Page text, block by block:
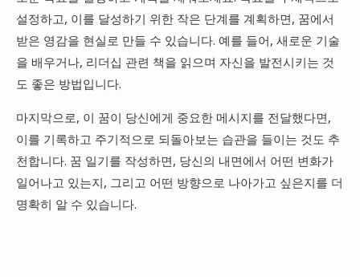
설정하고, 이를 달성하기 위한 작은 단계를 계획하면, 꿈에서
받은 영감을 현실로 만들 수 있습니다. 예를 들어, 새로운 기술
을 배우거나, 리더십 관련 책을 읽으며 자신을 발전시키는 것
도 좋은 방법입니다.
마지막으로, 이 꿈이 당신에게 중요한 메시지를 전달했다면,
이를 기록하고 주기적으로 되돌아보는 습관을 들이는 것도 추
천합니다. 꿈 일기를 작성하면, 당신의 내면에서 어떤 변화가
일어나고 있는지, 그리고 어떤 방향으로 나아가고 싶은지를 더
명확히 알 수 있습니다.